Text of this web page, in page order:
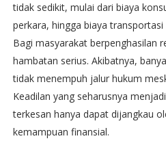
tidak sedikit, mulai dari biaya
perkara, hingga biaya
Bagi masyarakat berpenghasilan
hambatan serius. Akibatnya,
tidak menempuh jalur hukum
Keadilan yang seharusnya
terkesan hanya dapat dijangkau
kemampuan finansial.